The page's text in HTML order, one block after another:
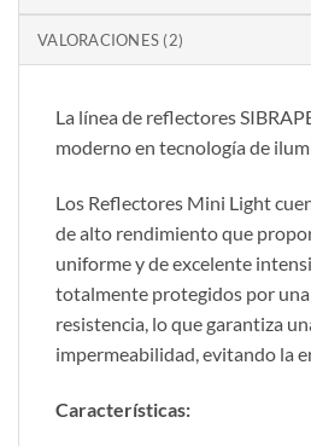
VALORACIONES (2)
La línea de reflectores
moderno en tecnología de
Los Reflectores Mini Light
de alto rendimiento que
uniforme y de excelente
totalmente protegidos por una
resistencia, lo que garantiza
impermeabilidad, evitando la
Características: